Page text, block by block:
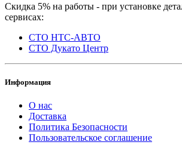
Скидка 5% на работы - при установке
сервисах:
СТО НТС-АВТО
СТО Дукато Центр
Информация
О нас
Доставка
Политика Безопасности
Пользовательское соглашение